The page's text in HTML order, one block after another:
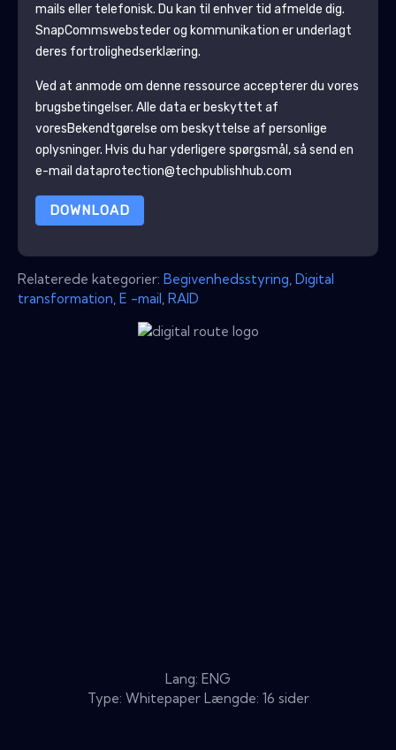
mails eller telefonisk. Du kan til enhver tid afmelde dig.
SnapCommswebsteder og kommunikation er underlagt
deres fortrolighedserklæring.
Ved at anmode om denne ressource accepterer du vores
brugsbetingelser. Alle data er beskyttet af
voresBekendtgørelse om beskyttelse af personlige
oplysninger. Hvis du har yderligere spørgsmål, så send en
e-mail dataprotection@techpublishhub.com
DOWNLOAD
Relaterede kategorier: Begivenhedsstyring Digital
transformation E -mail RAID
Lang: ENG
Type: Whitepaper Længde: 16 sider